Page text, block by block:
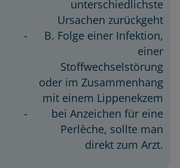
unterschiedlichste
Ursachen zurückgeht
B. Folge einer Infektion,
einer
Stoffwechselstörung
oder im Zusammenhang
mit einem Lippenekzem
bei Anzeichen für eine
Perlèche, sollte man
direkt zum Arzt.